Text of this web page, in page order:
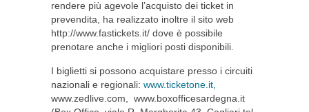
rendere più agevole l’acquisto dei ticket in
prevendita, ha realizzato inoltre il sito web
http://www.fastickets.it/ dove è possibile
prenotare anche i migliori posti disponibili.
I biglietti si possono acquistare presso i circuiti
nazionali e regionali: www.ticketone.it,
www.zedlive.com, www.boxofficesardegna.it